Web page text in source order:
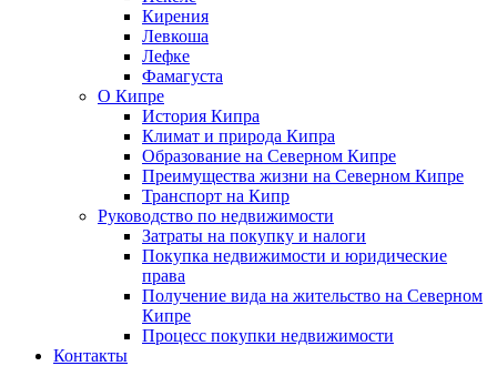
Кирения
Левкоша
Лефке
Фамагуста
О Кипре
История Кипра
Климат и природа Кипра
Образование на Северном Кипре
Преимущества жизни на Северном Кипре
Транспорт на Кипр
Руководство по недвижимости
Затраты на покупку и налоги
Покупка недвижимости и юридические
права
Получение вида на жительство на Северном
Кипре
Процесс покупки недвижимости
Контакты